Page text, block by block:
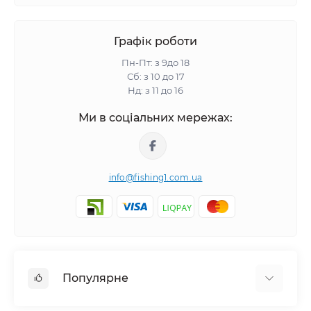
Графік роботи
Пн-Пт: з 9до 18
Сб: з 10 до 17
Нд: з 11 до 16
Ми в соціальних мережах:
info@fishing1.com.ua
Популярне